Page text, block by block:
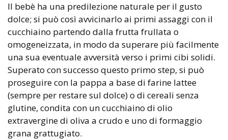
Il bebè ha una predilezione naturale per il gusto
dolce; si può così avvicinarlo ai primi assaggi con il
cucchiaino partendo dalla frutta frullata o
omogeneizzata, in modo da superare più facilmente
una sua eventuale avversità verso i primi cibi solidi.
Superato con successo questo primo step, si può
proseguire con la pappa a base di farine lattee
(sempre per restare sul dolce) o di cereali senza
glutine, condita con un cucchiaino di olio
extravergine di oliva a crudo e uno di formaggio
grana grattugiato.